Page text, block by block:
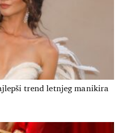
trend letnjeg manikira